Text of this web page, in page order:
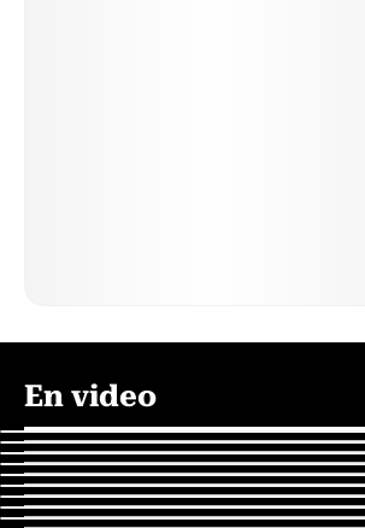
En video